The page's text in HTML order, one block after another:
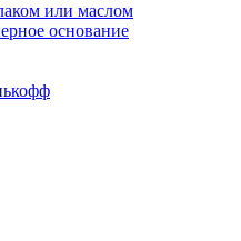
или маслом
основание